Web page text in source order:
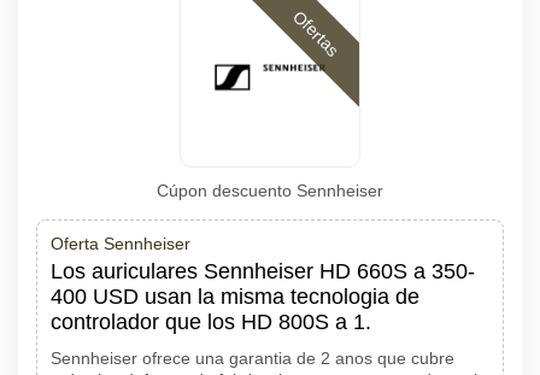
Ofertas
Cúpon descuento Sennheiser
Oferta Sennheiser
Los auriculares Sennheiser HD 660S a 350-
400 USD usan la misma tecnologia de
controlador que los HD 800S a 1.
Sennheiser ofrece una garantia de 2 anos que cubre